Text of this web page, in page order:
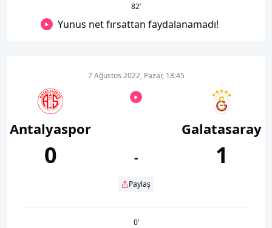
82’
Yunus net fırsattan faydalanamadı!
Antalyaspor
0
7 Ağustos 2022, Pazar, 18:45
-
Paylaş
Galatasaray
1
0’